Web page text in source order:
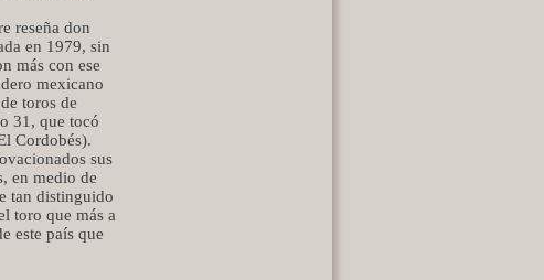
reseña don
en 1979, sin
más con ese
mexicano
toros de
31, que tocó
Cordobés).
sus
en medio de
tan distinguido
toro que más a
este país que